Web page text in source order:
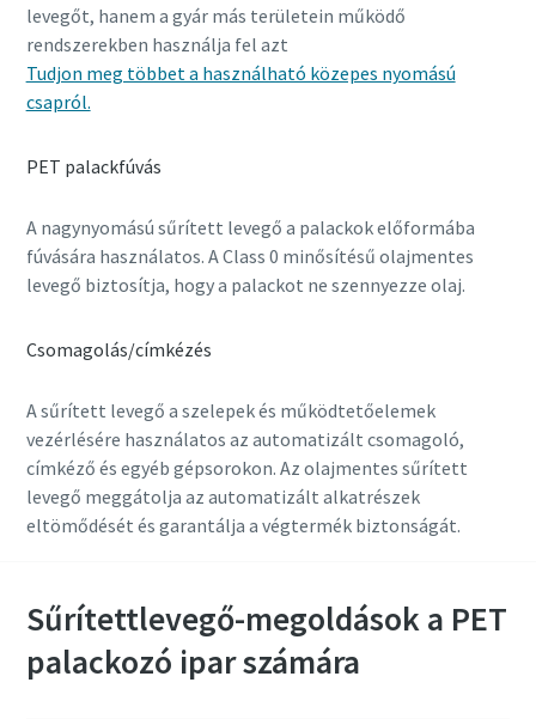
levegőt, hanem a gyár más területein működő
rendszerekben használja fel azt
Tudjon meg többet a használható közepes nyomású
csapról.
PET palackfúvás
A nagynyomású sűrített levegő a palackok előformába
fúvására használatos. A Class 0 minősítésű olajmentes
levegő biztosítja, hogy a palackot ne szennyezze olaj.
Csomagolás/címkézés
A sűrített levegő a szelepek és működtetőelemek
vezérlésére használatos az automatizált csomagoló,
címkéző és egyéb gépsorokon. Az olajmentes sűrített
levegő meggátolja az automatizált alkatrészek
eltömődését és garantálja a végtermék biztonságát.
Sűrítettlevegő-megoldások a PET
palackozó ipar számára